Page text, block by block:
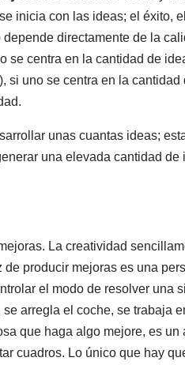
inicia con las ideas; el éxito,
directamente de la
se centra en la cantidad de
si uno se centra en la
unas cuantas ideas;
una elevada cantidad
La creatividad
producir mejoras es una
el modo de resolver una
arregla el coche, se trabaja
que haga algo mejore, es un
cuadros. Lo único que hay